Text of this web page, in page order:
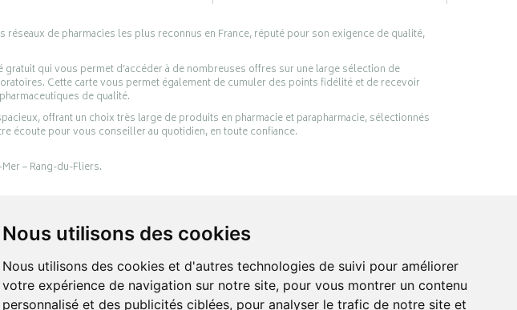
Nous utilisons des cookies
Nous utilisons des cookies et d'autres technologies de suivi pour améliorer
votre expérience de navigation sur notre site, pour vous montrer un contenu
personnalisé et des publicités ciblées, pour analyser le trafic de notre site et
réseaux de pharmacies les plus reconnus en France, réputé pour son exigence de qualité,
gratuit qui vous permet d’accéder à de nombreuses offres sur une large sélection de
Cette carte vous permet également de cumuler des points fidélité et de recevoir
de qualité.
offrant un choix très large de produits en pharmacie et parapharmacie, sélectionnés
écoute pour vous conseiller au quotidien, en toute confiance.
– Rang-du-Fliers.
en toute simplicité.